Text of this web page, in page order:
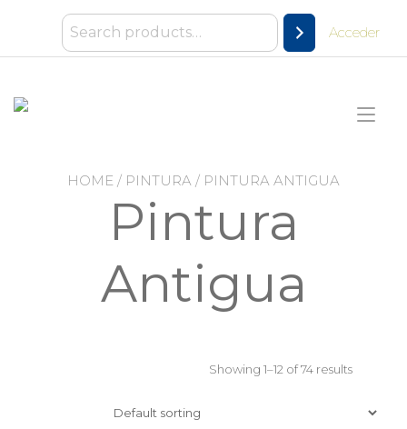
Acceder
HOME / PINTURA / PINTURA ANTIGUA
Pintura
Antigua
Showing 1–12 of 74 results